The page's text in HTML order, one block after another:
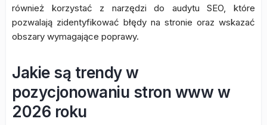
również korzystać z narzędzi do audytu SEO, które
pozwalają zidentyfikować błędy na stronie oraz wskazać
obszary wymagające poprawy.
Jakie są trendy w
pozycjonowaniu stron www w
2026 roku